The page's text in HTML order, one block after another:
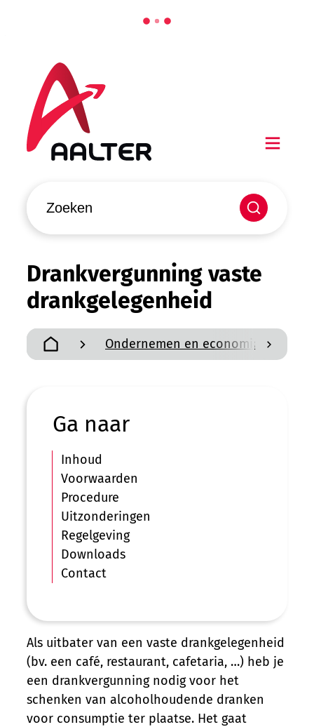
Aalter
Zoeken
Drankvergunning vaste
drankgelegenheid
scroll
Startpagina
Ondernemen en economie
Ga naar
Inhoud
Voorwaarden
Procedure
Uitzonderingen
Regelgeving
Downloads
Contact
Inhoud
Als uitbater van een vaste drankgelegenheid
(bv. een café, restaurant, cafetaria, …) heb je
een drankvergunning nodig voor het
schenken van alcoholhoudende dranken
voor consumptie ter plaatse. Het gaat